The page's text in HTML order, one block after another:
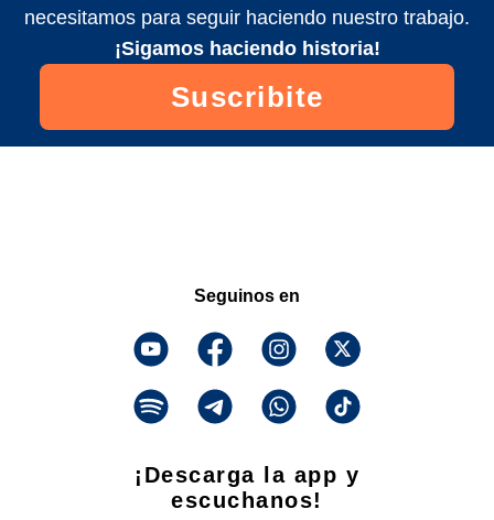
necesitamos para seguir haciendo nuestro trabajo.
¡Sigamos haciendo historia!
Suscribite
Seguinos en
¡Descarga la app y
escuchanos!